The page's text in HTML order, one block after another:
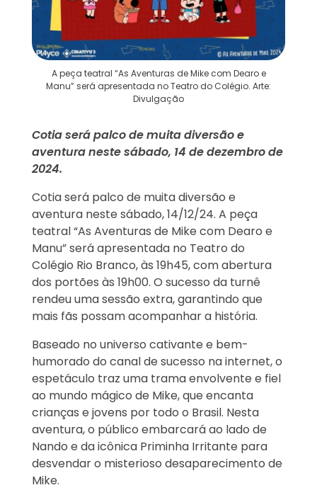
A peça teatral “As Aventuras de Mike com Dearo e
Manu” será apresentada no Teatro do Colégio. Arte:
Divulgação
Cotia será palco de muita diversão e
aventura neste sábado, 14 de dezembro de
2024.
Cotia será palco de muita diversão e
aventura neste sábado, 14/12/24. A peça
teatral “As Aventuras de Mike com Dearo e
Manu” será apresentada no Teatro do
Colégio Rio Branco, às 19h45, com abertura
dos portões às 19h00. O sucesso da turnê
rendeu uma sessão extra, garantindo que
mais fãs possam acompanhar a história.
Baseado no universo cativante e bem-
humorado do canal de sucesso na internet, o
espetáculo traz uma trama envolvente e fiel
ao mundo mágico de Mike, que encanta
crianças e jovens por todo o Brasil. Nesta
aventura, o público embarcará ao lado de
Nando e da icônica Priminha Irritante para
desvendar o misterioso desaparecimento de
Mike.